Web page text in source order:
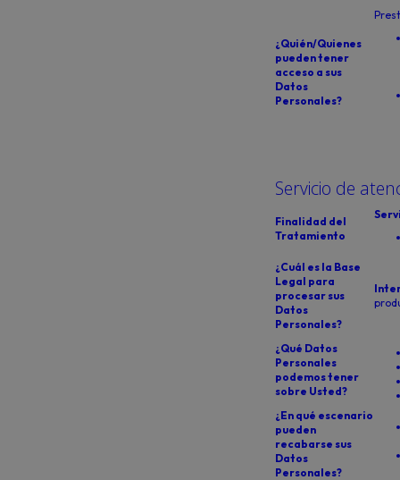
¿Quién/Quienes
pueden tener
acceso a sus
Datos
Personales?
Servicio de
Finalidad del
Tratamiento
¿Cuál es la Base
Legal para
procesar sus
Datos
Personales?
¿Qué Datos
Personales
podemos tener
sobre Usted?
¿En qué escenario
pueden
recabarse sus
Datos
Personales?